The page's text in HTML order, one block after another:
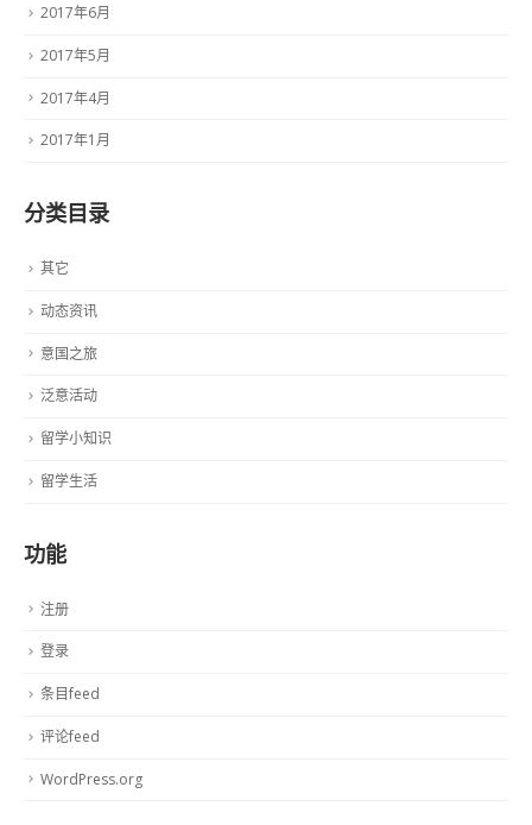
2017年6月
2017年5月
2017年4月
2017年1月
分类目录
其它
动态资讯
意国之旅
泛意活动
留学小知识
留学生活
功能
注册
登录
条目feed
评论feed
WordPress.org